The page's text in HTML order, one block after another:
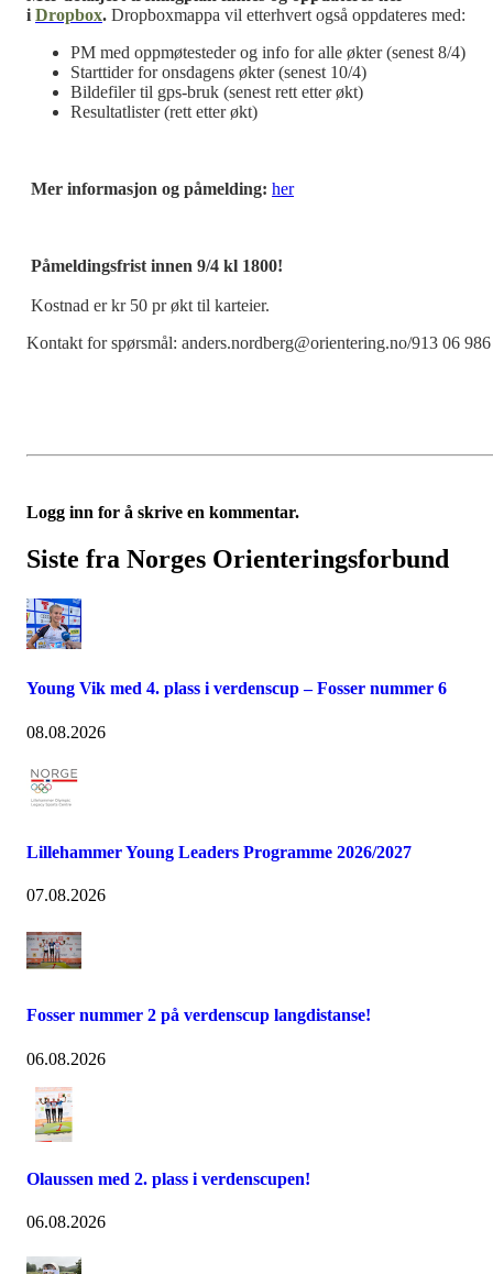
i Dropbox. Dropboxmappa vil etterhvert også oppdateres med:
PM med oppmøtesteder og info for alle økter (senest 8/4)
Starttider for onsdagens økter (senest 10/4)
Bildefiler til gps-bruk (senest rett etter økt)
Resultatlister (rett etter økt)
Mer informasjon og påmelding: her
Påmeldingsfrist innen 9/4 kl 1800!
Kostnad er kr 50 pr økt til karteier.
Kontakt for spørsmål: anders.nordberg@orientering.no/913 06 986
Logg inn for å skrive en kommentar.
Siste fra Norges Orienteringsforbund
Young Vik med 4. plass i verdenscup – Fosser nummer 6
08.08.2026
Lillehammer Young Leaders Programme 2026/2027
07.08.2026
Fosser nummer 2 på verdenscup langdistanse!
06.08.2026
Olaussen med 2. plass i verdenscupen!
06.08.2026